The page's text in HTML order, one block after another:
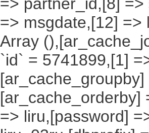
=> msgdate,[12] =>
Array
`id` = 5741899,[1]
[ar_cache_orderby]
=> liru,[password]